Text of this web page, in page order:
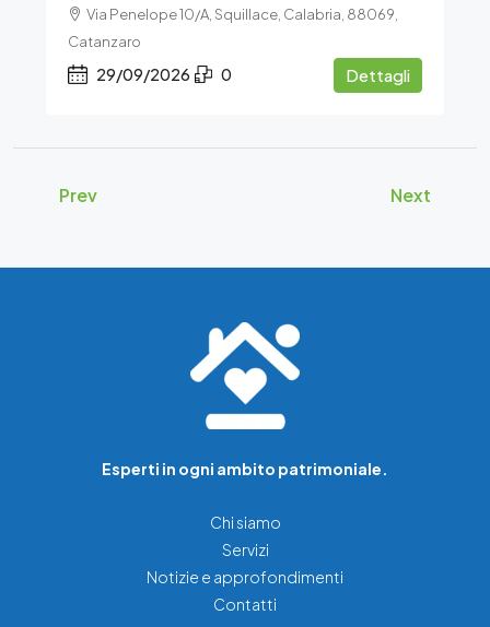
Via Penelope 10/A, Squillace, Calabria, 88069,
Catanzaro
29/09/2026 0 Dettagli
Prev Next
Esperti in ogni ambito patrimoniale.
Chi siamo
Servizi
Notizie e approfondimenti
Contatti